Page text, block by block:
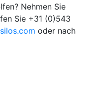
Nehmen Sie
Sie +31 (0)543
oder nach